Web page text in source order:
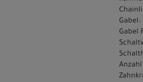
Gabel:
Gabel
Anzahl